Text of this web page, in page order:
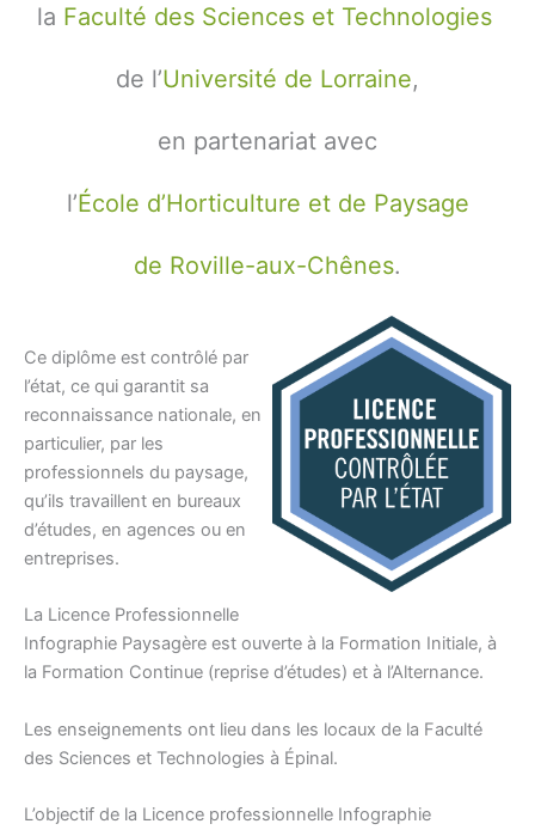
la Faculté des Sciences et Technologies
de l’Université de Lorraine,
en partenariat avec
l’École d’Horticulture et de Paysage
de Roville-aux-Chênes.
Ce diplôme est contrôlé par
l’état, ce qui garantit sa
reconnaissance nationale, en
particulier, par les
professionnels du paysage,
qu’ils travaillent en bureaux
d’études, en agences ou en
entreprises.
La Licence Professionnelle
Infographie Paysagère est ouverte à la Formation Initiale, à
la Formation Continue (reprise d’études) et à l’Alternance.
Les enseignements ont lieu dans les locaux de la Faculté
des Sciences et Technologies à Épinal.
L’objectif de la Licence professionnelle Infographie